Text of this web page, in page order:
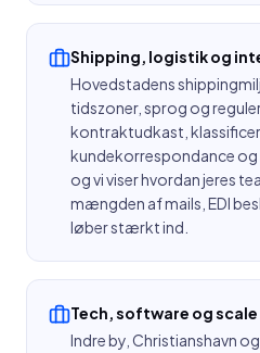
Shipping, logistik og
Hovedstadens
tidszoner, sprog og
kontraktudkast,
kundekorrespondance
og vi viser hvordan jeres
mængden af mails, EDI
løber stærkt ind.
Tech, software og scale
Indre by, Christianshavn